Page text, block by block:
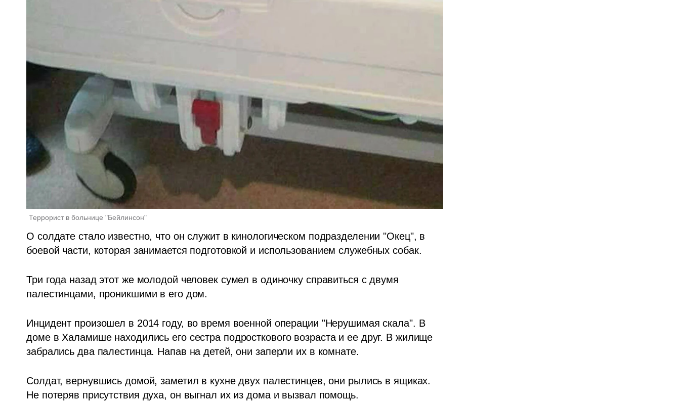
Террорист в больнице "Бейлинсон"
О солдате стало известно, что он служит в кинологическом подразделении "Окец", в
боевой части, которая занимается подготовкой и использованием служебных собак.
Три года назад этот же молодой человек сумел в одиночку справиться с двумя
палестинцами, проникшими в его дом.
Инцидент произошел в 2014 году, во время военной операции "Нерушимая скала". В
доме в Халамише находились его сестра подросткового возраста и ее друг. В жилище
забрались два палестинца. Напав на детей, они заперли их в комнате.
Солдат, вернувшись домой, заметил в кухне двух палестинцев, они рылись в ящиках.
Не потеряв присутствия духа, он выгнал их из дома и вызвал помощь.